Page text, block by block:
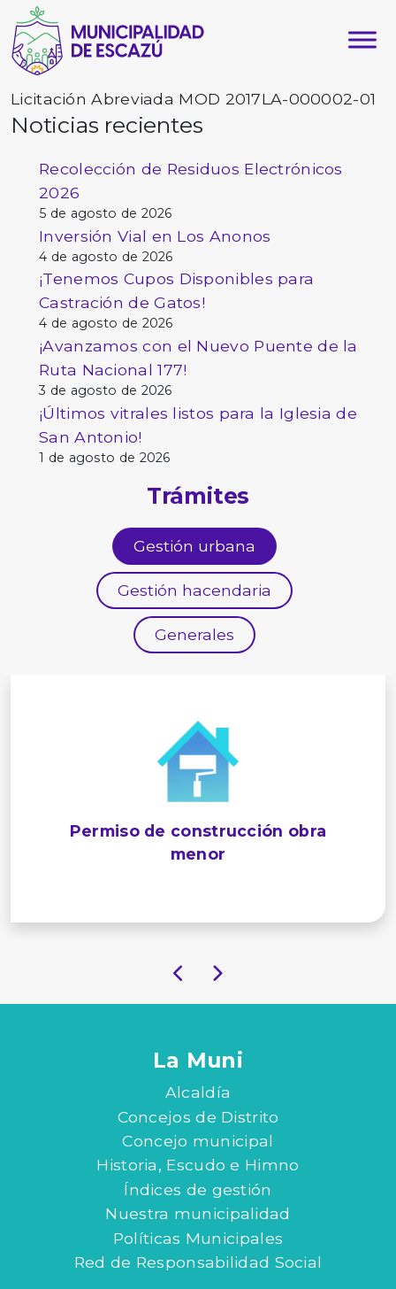
Licitación Abreviada MOD 2017LA-000002-01
Noticias recientes
Recolección de Residuos Electrónicos
2026
5 de agosto de 2026
Inversión Vial en Los Anonos
4 de agosto de 2026
¡Tenemos Cupos Disponibles para
Castración de Gatos!
4 de agosto de 2026
¡Avanzamos con el Nuevo Puente de la
Ruta Nacional 177!
3 de agosto de 2026
¡Últimos vitrales listos para la Iglesia de
San Antonio!
1 de agosto de 2026
Trámites
Gestión urbana
Gestión hacendaria
Generales
Permiso de construcción obra
menor
La Muni
Alcaldía
Concejos de Distrito
Concejo municipal
Historia, Escudo e Himno
Índices de gestión
Nuestra municipalidad
Políticas Municipales
Red de Responsabilidad Social